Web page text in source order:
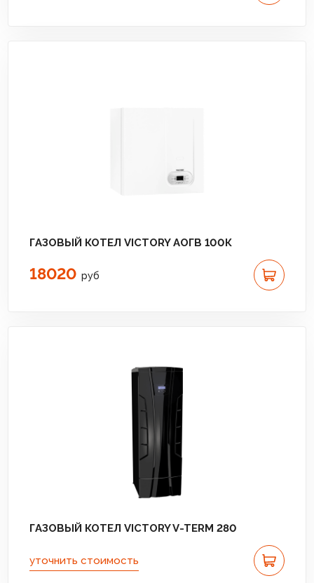
ГАЗОВЫЙ КОТЕЛ VICTORY АОГВ 100К
18020 руб
ГАЗОВЫЙ КОТЕЛ VICTORY V-TERM 280
уточнить стоимость